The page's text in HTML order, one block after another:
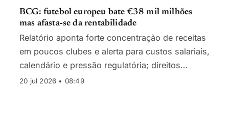
BCG: futebol europeu bate €38 mil milhões
mas afasta‑se da rentabilidade
Relatório aponta forte concentração de receitas
em poucos clubes e alerta para custos salariais,
calendário e pressão regulatória; direitos
audiovisuais mantêm-se no topo, mas cresce o
20 jul 2026 • 08:49